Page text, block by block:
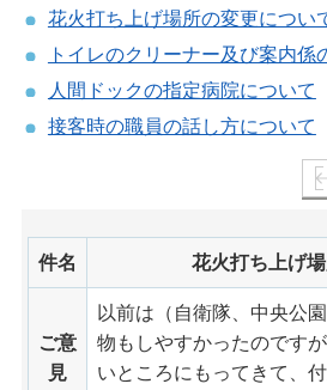
花火打ち上げ場所の変更につい
トイレのクリーナー及び案内係
人間ドックの指定病院について
接客時の職員の話し方について
件名 花火打ち上げ
ご意
見
以前は（自衛隊、中央公
物もしやすかったのです
いところにもってきて、